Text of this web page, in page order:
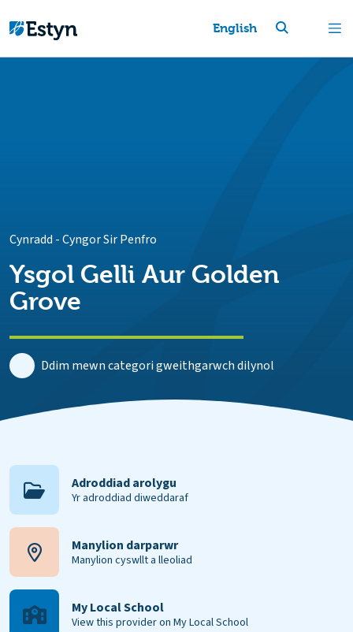
English
Cynradd -Cyngor Sir Penfro
Ysgol Gelli Aur Golden
Grove
Ddim mewn categori gweithgarwch dilynol
Adroddiad arolygu
Yr adroddiad diweddaraf
Manylion darparwr
Manylion cyswllt a lleoliad
My Local School
View this provider on My Local School